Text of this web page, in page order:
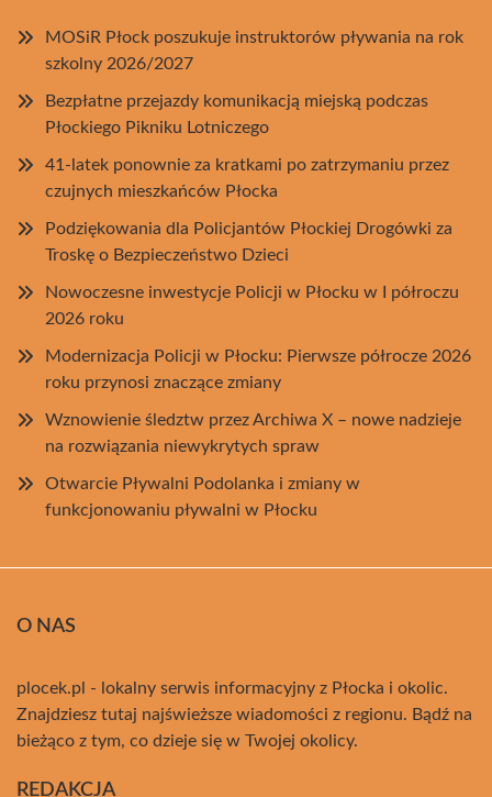
MOSiR Płock poszukuje instruktorów pływania na rok
szkolny 2026/2027
Bezpłatne przejazdy komunikacją miejską podczas
Płockiego Pikniku Lotniczego
41-latek ponownie za kratkami po zatrzymaniu przez
czujnych mieszkańców Płocka
Podziękowania dla Policjantów Płockiej Drogówki za
Troskę o Bezpieczeństwo Dzieci
Nowoczesne inwestycje Policji w Płocku w I półroczu
2026 roku
Modernizacja Policji w Płocku: Pierwsze półrocze 2026
roku przynosi znaczące zmiany
Wznowienie śledztw przez Archiwa X – nowe nadzieje
na rozwiązania niewykrytych spraw
Otwarcie Pływalni Podolanka i zmiany w
funkcjonowaniu pływalni w Płocku
O NAS
plocek.pl - lokalny serwis informacyjny z Płocka i okolic.
Znajdziesz tutaj najświeższe wiadomości z regionu. Bądź na
bieżąco z tym, co dzieje się w Twojej okolicy.
REDAKCJA